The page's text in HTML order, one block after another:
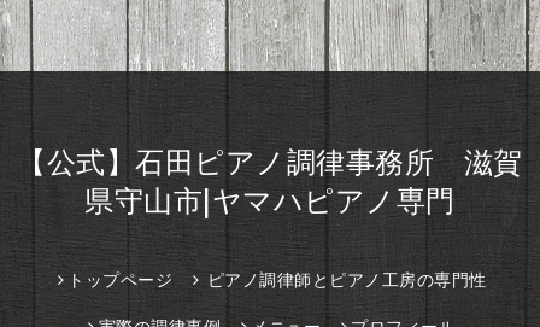
【公式】石田ピアノ調律事務所 滋賀
県守山市|ヤマハピアノ専門
トップページ ピアノ調律師とピアノ工房の専門性